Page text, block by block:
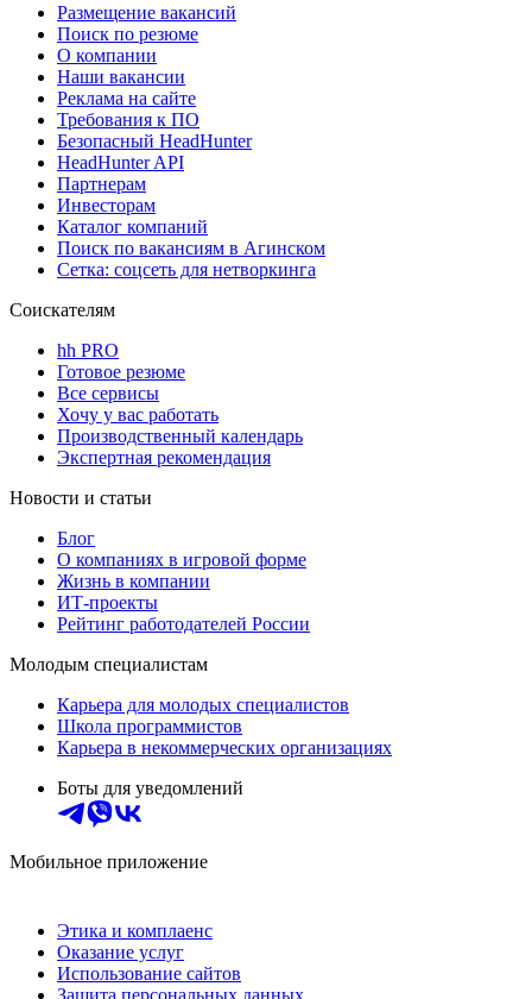
Размещение вакансий
Поиск по резюме
О компании
Наши вакансии
Реклама на сайте
Требования к ПО
Безопасный HeadHunter
HeadHunter API
Партнерам
Инвесторам
Каталог компаний
Поиск по вакансиям в Агинском
Сетка: соцсеть для нетворкинга
Соискателям
hh PRO
Готовое резюме
Все сервисы
Хочу у вас работать
Производственный календарь
Экспертная рекомендация
Новости и статьи
Блог
О компаниях в игровой форме
Жизнь в компании
ИТ-проекты
Рейтинг работодателей России
Молодым специалистам
Карьера для молодых специалистов
Школа программистов
Карьера в некоммерческих организациях
Боты для уведомлений
Мобильное приложение
Этика и комплаенс
Оказание услуг
Использование сайтов
Защита персональных данных